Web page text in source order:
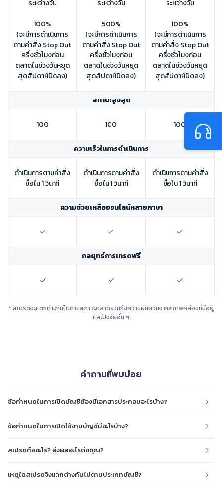
ระหว่างวัน
100%
(จะมีการดำเนินการ
ตามคำสั่ง Stop Out
ครึ่งชั่วโมงก่อน
ตลาดในช่วงวันหยุด
สุดสัปดาห์ปิดลง)
ระหว่างวัน
500%
(จะมีการดำเนินการ
ตามคำสั่ง Stop Out
ครึ่งชั่วโมงก่อน
ตลาดในช่วงวันหยุด
สุดสัปดาห์ปิดลง)
ระหว่างวัน
100%
(จะมีการดำเนินการ
ตามคำสั่ง Stop Out
ครึ่งชั่วโมงก่อน
ตลาดในช่วงวันหยุด
สุดสัปดาห์ปิดลง)
สถานะสูงสุด
100 100 100
ความเร็วในการดำเนินการ
ดำเนินการตามคำสั่ง
ซื้อใน 1 วินาที
ดำเนินการตามคำสั่ง
ซื้อใน 1 วินาที
ดำเนินการตามคำสั่ง
ซื้อใน 1 วินาที
ความช่วยเหลือออนไลน์หลายภาษา
กลยุทธ์การเทรดฟรี
* สเปรดจะแตกต่างกันไปตามสภาวะตลาดรวมถึงความผันผวนจากสภาพคล่องที่มีอยู่
และปัจจัยอื่น ๆ
คำถามที่พบบ่อย
ข้อกำหนดในการเปิดบัญชีต้องมีเอกสารประกอบอะไรบ้าง?
ข้อกำหนดในการเปิดใช้งานบัญชีมีอะไรบ้าง?
สเปรดคืออะไร? ส่งผลอะไรต่อคุณ?
เหตุใดสเปรดจึงแตกต่างกันไปตามประเภทบัญชี?